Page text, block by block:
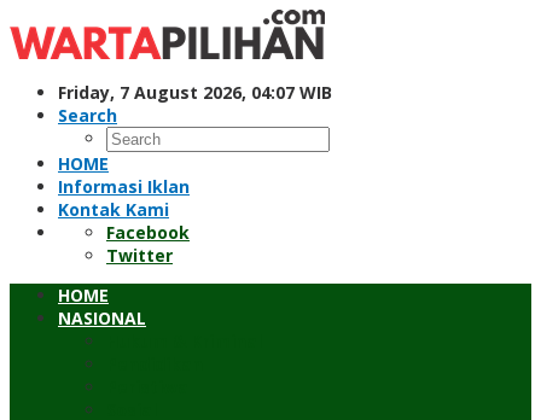
to
content
Friday, 7 August 2026, 04:07 WIB
Search
HOME
Informasi Iklan
Kontak Kami
Facebook
Twitter
HOME
NASIONAL